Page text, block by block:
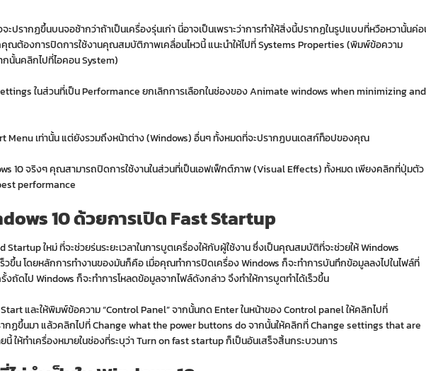
ะปรากฏขึ้นบนจอช้ากว่าถ้าเป็นเครื่องรุ่นเก่า นี่อาจเป็นเพราะว่าการทำให้สิ่งนี้ปรากฏในรูปแบบที่หวือหวานั้นค่
ณต้องการปิดการใช้งานคุณสมบัติภาพเคลื่อนไหวนี้ แนะนำให้ไปที่ Systems Properties (พิมพ์ข้อความ
นั้นคลิกไปที่ไอคอน System)
ในส่วนที่เป็น Performance ยกเลิกการเลือกในช่องของ Animate windows when minimizing and
Menu เท่านั้น แต่ยังรวมถึงหน้าต่าง (Windows) อื่นๆ ทั้งหมดที่จะปรากฏบนเดสก์ท็อปของคุณ
10 จริงๆ คุณสามารถปิดการใช้งานในส่วนที่เป็นเอฟเฟ็กต์ภาพ (Visual Effects) ทั้งหมด เพียงคลิกที่ปุ่มตัว
performance
10 ด้วยการเปิด Fast Startup
Startup ใหม่ ที่จะช่วยร่นระยะเวลาในการบูตเครื่องให้กับผู้ใช้งาน ซึ่งเป็นคุณสมบัติที่จะช่วยให้ Windows
ร็วขึ้น โดยหลักการทำงานของมันก็คือ เมื่อคุณทำการปิดเครื่อง Windows ก็จะทำการบันทึกข้อมูลลงไปในไฟล์ที่
งถัดไป Windows ก็จะทำการโหลดข้อมูลจากไฟล์ดังกล่าว จึงทำให้การบูตทำได้เร็วขึ้น
และให้พิมพ์ข้อความ “Control Panel” จากนั้นกด Enter ในหน้าของ Control panel ให้คลิกไปที่
กฏขึ้นมา แล้วคลิกไปที่ Change what the power buttons do จากนั้นให้คลิกที่ Change settings that are
ให้ทำเครื่องหมายในช่องที่ระบุว่า Turn on fast startup ก็เป็นอันเสร็จสิ้นกระบวนการ